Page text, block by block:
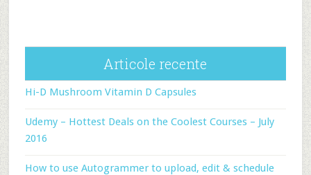
Articole recente
Hi-D Mushroom Vitamin D Capsules
Udemy – Hottest Deals on the Coolest Courses – July
2016
How to use Autogrammer to upload, edit & schedule